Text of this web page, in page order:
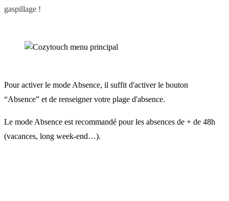
gaspillage !
Pour activer le mode Absence, il suffit d'activer le bouton
“Absence” et de renseigner votre plage d'absence.
Le mode Absence est recommandé pour les absences de + de 48h
(vacances, long week-end…).